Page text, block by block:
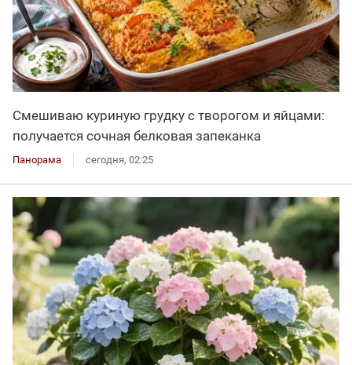
Смешиваю куриную грудку с творогом и яйцами:
получается сочная белковая запеканка
Панорама сегодня, 02:25